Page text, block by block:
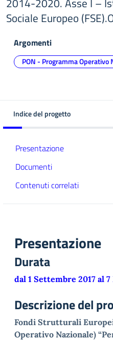
Sociale Europeo
Argomenti
PON - Programma Operativo
Indice del progetto
Presentazione
Documenti
Contenuti correlati
Presentazione
Durata
dal 1 Settembre 2017 al
Descrizione del
Fondi Strutturali Europei
Operativo Nazionale)